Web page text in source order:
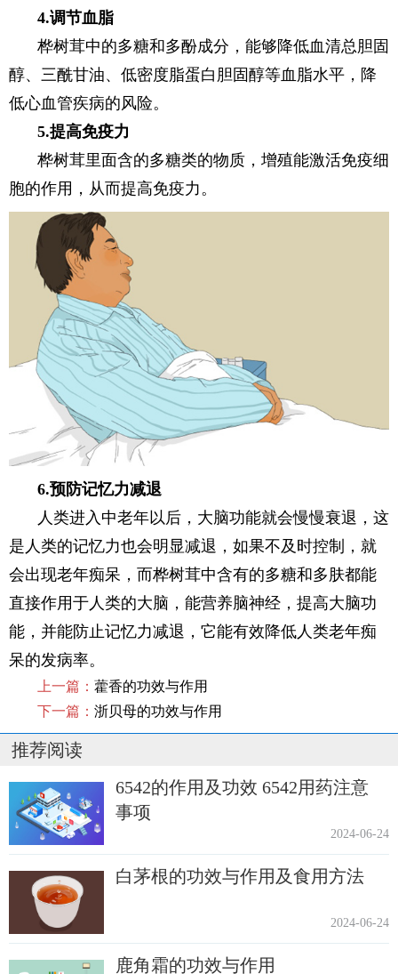
4.调节血脂
桦树茸中的多糖和多酚成分，能够降低血清总胆固
醇、三酰甘油、低密度脂蛋白胆固醇等血脂水平，降
低心血管疾病的风险。
5.提高免疫力
桦树茸里面含的多糖类的物质，增殖能激活免疫细
胞的作用，从而提高免疫力。
6.预防记忆力减退
人类进入中老年以后，大脑功能就会慢慢衰退，这
是人类的记忆力也会明显减退，如果不及时控制，就
会出现老年痴呆，而桦树茸中含有的多糖和多肤都能
直接作用于人类的大脑，能营养脑神经，提高大脑功
能，并能防止记忆力减退，它能有效降低人类老年痴
呆的发病率。
上一篇： 藿香的功效与作用
下一篇： 浙贝母的功效与作用
推荐阅读
6542的作用及功效 6542用药注意
事项
2024-06-24
白茅根的功效与作用及食用方法
2024-06-24
鹿角霜的功效与作用